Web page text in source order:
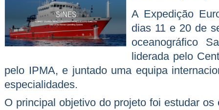
A Expedição
dias 11 e 20 de
oceanográfico
liderada pelo
pelo IPMA, e juntado uma equipa
especialidades.
O principal objetivo do projeto foi estudar